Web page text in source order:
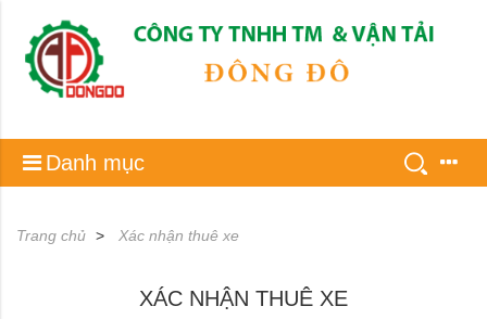
Danh mục
Trang chủ Xác nhận thuê xe
XÁC NHẬN THUÊ XE